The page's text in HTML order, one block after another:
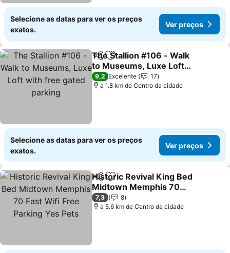
Selecione as datas para ver os preços
exatos.
Ver preços
PartilharAdicionar aos favoritos
The Stallion #106 - Walk
to Museums, Luxe Loft
with free gated parking
Ver preços
9,2 Excelente
17
a 1.8 km de Centro da cidade
Selecione as datas para ver os preços
exatos.
Ver preços
PartilharAdicionar aos favoritos
Historic Revival King Bed
Midtown Memphis 70
Fast Wifi Free Parking Yes
Pets
Ver preços
7,3
8
a 5.6 km de Centro da cidade